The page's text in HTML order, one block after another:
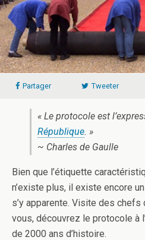
Partager Tweeter
« Le protocole est
République. »
~ Charles de Gaulle
Bien que l’étiquette
n’existe plus, il existe encore
s’y apparente. Visite des chefs
vous, découvrez le protocole à
de 2000 ans d’histoire.